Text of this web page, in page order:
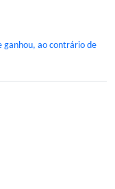
ganhou, ao contrário de